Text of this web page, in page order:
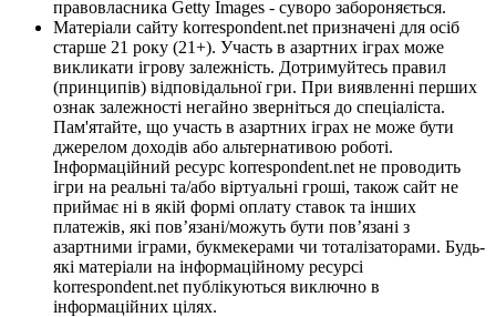
правовласника Getty Images - суворо забороняється.
Матеріали сайту korrespondent.net призначені для осіб
старше 21 року (21+). Участь в азартних іграх може
викликати ігрову залежність. Дотримуйтесь правил
(принципів) відповідальної гри. При виявленні перших
ознак залежності негайно зверніться до спеціаліста.
Пам'ятайте, що участь в азартних іграх не може бути
джерелом доходів або альтернативою роботі.
Інформаційний ресурс korrespondent.net не проводить
ігри на реальні та/або віртуальні гроші, також сайт не
приймає ні в якій формі оплату ставок та інших
платежів, які пов’язані/можуть бути пов’язані з
азартними іграми, букмекерами чи тоталізаторами. Будь-
які матеріали на інформаційному ресурсі
korrespondent.net публікуються виключно в
інформаційних цілях.